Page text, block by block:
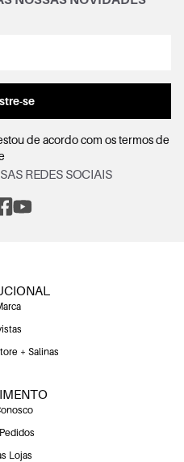
se
de acordo com ostermos de
REDES SOCIAIS
+ Salinas
Lojas